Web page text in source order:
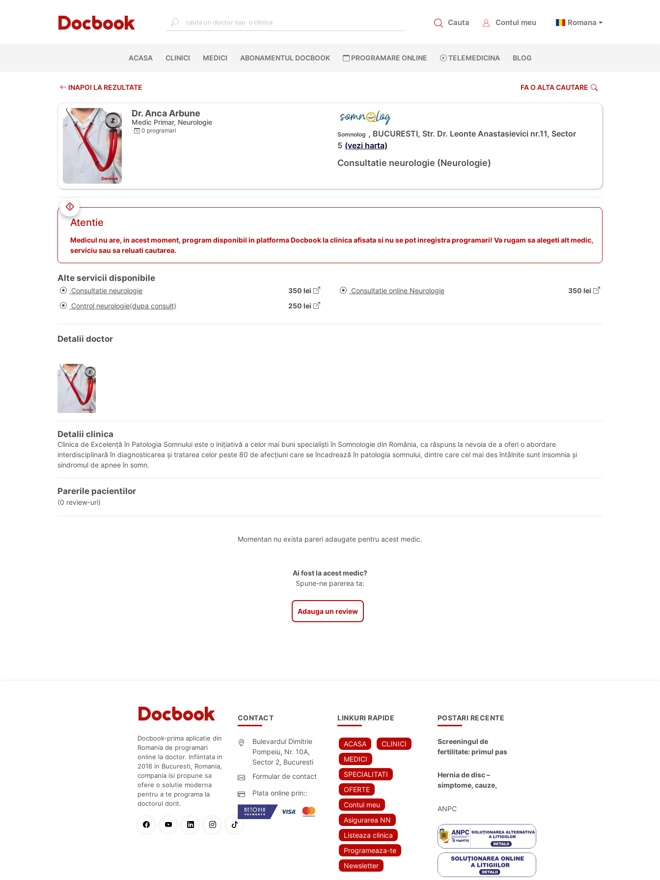
Cauta Contul meu Romana
ACASA(CURRENT)
CLINICI MEDICI ABONAMENTUL DOCBOOK PROGRAMARE ONLINE TELEMEDICINA BLOG
INAPOI LA REZULTATE FA O ALTA CAUTARE
Dr. Anca Arbune
Medic Primar, Neurologie
0 programari
Somnolog , BUCURESTI, Str. Dr. Leonte Anastasievici nr.11, Sector
5 (vezi harta)
Consultatie neurologie (Neurologie)
Atentie
Medicul nu are, in acest moment, program disponibil in platforma Docbook la clinica afisata si nu se pot inregistra programari! Va rugam sa alegeti alt medic,
serviciu sau sa reluati cautarea.
Alte servicii disponibile
Consultatie neurologie 350 lei Consultatie online Neurologie
350 lei
Control neurologie(dupa consult)
250 lei
Detalii doctor
Detalii clinica
Clinica de Excelență în Patologia Somnului este o inițiativă a celor mai buni specialiști în Somnologie din România, ca răspuns la nevoia de a oferi o abordare
interdisciplinară în diagnosticarea și tratarea celor peste 80 de afecțiuni care se încadrează în patologia somnului, dintre care cel mai des întâlnite sunt insomnia și
sindromul de apnee în somn.
Parerile pacientilor
(0 review-uri)
Momentan nu exista pareri adaugate pentru acest medic.
Ai fost la acest medic?
Spune-ne parerea ta:
Adauga un review
Docbook-prima aplicatie din
Romania de programari
online la doctor. Infiintata in
2016 in Bucuresti, Romania,
compania isi propune sa
ofere o solutie moderna
pentru a te programa la
doctorul dorit.
CONTACT
Bulevardul Dimitrie
Pompeiu, Nr. 10A,
Sector 2, Bucuresti
Formular de contact
Plata online prin::
LINKURI RAPIDE
ACASA
CLINICI
MEDICI
SPECIALITATI
OFERTE
Contul meu
Asigurarea NN
Listeaza clinica
Programeaza-te
Newsletter
POSTARI RECENTE
Screeningul de
fertilitate: primul pas
Hernia de disc –
simptome, cauze,
moderne de
ANPC